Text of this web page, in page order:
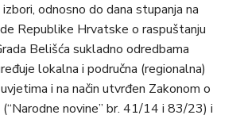
odnosno do dana stupanja na
Republike Hrvatske o raspuštanju
Belišća sukladno odredbama
lokalna i područna (regionalna)
i na način utvrđen Zakonom o
novine” br. 41/14 i 83/23) i